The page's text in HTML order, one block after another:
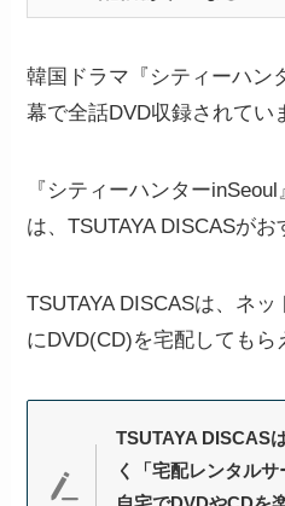
韓国ドラマ『シティーハン
幕で全話DVD収録されてい
『シティーハンター
は、TSUTAYA DISCASがお
TSUTAYA DISCASは、ネ
にDVD(CD)を宅配してもら
TSUTAYA DISCAS
く「宅配レンタルサ